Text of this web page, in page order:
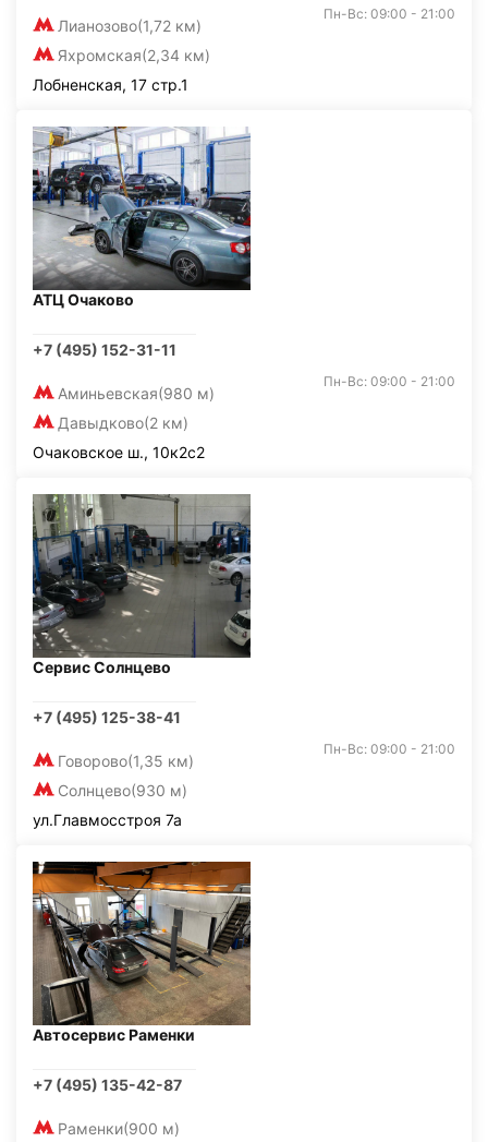
Лианозово(1,72 км)
Яхромская(2,34 км)
Пн-Вс: 09:00 - 21:00
Лобненская, 17 стр.1
АТЦ Очаково
+7 (495) 152-31-11
Аминьевская(980 м)
Давыдково(2 км)
Пн-Вс: 09:00 - 21:00
Очаковское ш., 10к2с2
Сервис Солнцево
+7 (495) 125-38-41
Говорово(1,35 км)
Солнцево(930 м)
Пн-Вс: 09:00 - 21:00
ул.Главмосстроя 7а
Автосервис Раменки
+7 (495) 135-42-87
Раменки(900 м)